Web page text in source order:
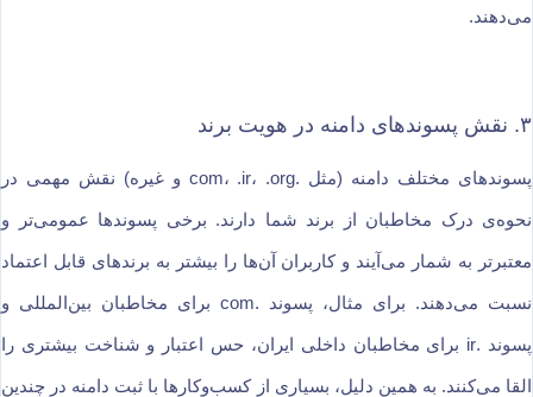
می‌دهند.
۳. نقش پسوندهای دامنه در هویت برند
پسوندهای مختلف دامنه (مثل .com، .ir، .org و غیره) نقش مهمی در
نحوه‌ی درک مخاطبان از برند شما دارند. برخی پسوندها عمومی‌تر و
معتبرتر به شمار می‌آیند و کاربران آن‌ها را بیشتر به برندهای قابل اعتماد
نسبت می‌دهند. برای مثال، پسوند .com برای مخاطبان بین‌المللی و
پسوند .ir برای مخاطبان داخلی ایران، حس اعتبار و شناخت بیشتری را
القا می‌کنند. به همین دلیل، بسیاری از کسب‌وکارها با ثبت دامنه در چندین